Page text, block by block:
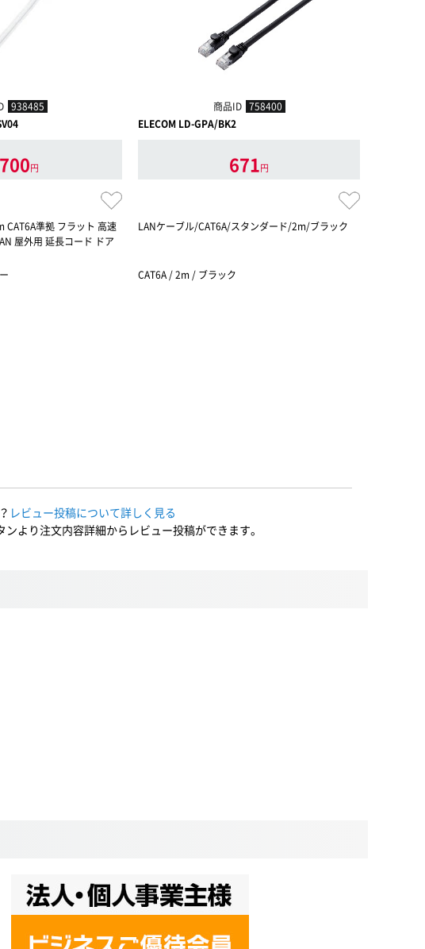
938485
円
CAT6A準拠 フラット 高速
屋外用 延長コード ドア
商品ID 758400
ELECOM LD-GPA/BK2
671円
LANケーブル/CAT6A/スタンダード/2m/ブラック
CAT6A / 2m / ブラック
レビュー投稿について詳しく見る
より注文内容詳細からレビュー投稿ができます。